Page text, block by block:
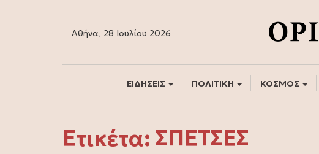
Αθήνα, 28 Ιουλίου 2026
ΕΙΔΗΣΕΙΣ ΠΟΛΙΤΙΚΗ ΚΟΣΜΟΣ
Ετικέτα: ΣΠΕΤΣΕΣ